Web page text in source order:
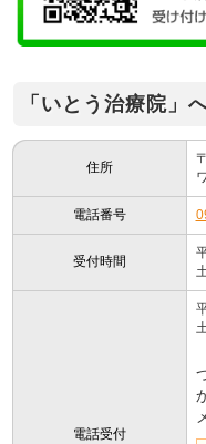
「いとう治療院」
住所
電話番号
受付時間
電話受付